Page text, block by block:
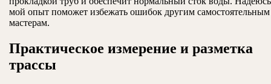
мой опыт поможет избежать ошибок другим самостоятельным
мастерам.
Практическое измерение и разметка
трассы